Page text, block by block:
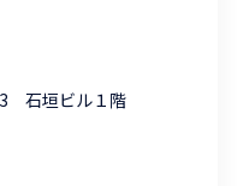
石垣ビル１階